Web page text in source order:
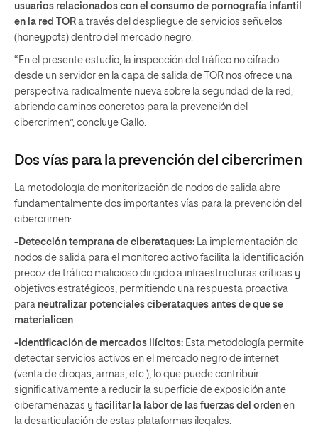
usuarios relacionados con el consumo de pornografía infantil
en la red TOR a través del despliegue de servicios señuelos
(honeypots) dentro del mercado negro.
“En el presente estudio, la inspección del tráfico no cifrado
desde un servidor en la capa de salida de TOR nos ofrece una
perspectiva radicalmente nueva sobre la seguridad de la red,
abriendo caminos concretos para la prevención del
cibercrimen”, concluye Gallo.
Dos vías para la prevención del cibercrimen
La metodología de monitorización de nodos de salida abre
fundamentalmente dos importantes vías para la prevención del
cibercrimen:
-Detección temprana de ciberataques: La implementación de
nodos de salida para el monitoreo activo facilita la identificación
precoz de tráfico malicioso dirigido a infraestructuras críticas y
objetivos estratégicos, permitiendo una respuesta proactiva
para neutralizar potenciales ciberataques antes de que se
materialicen
-Identificación de mercados ilícitos: Esta metodología permite
detectar servicios activos en el mercado negro de internet
(venta de drogas, armas, etc.), lo que puede contribuir
significativamente a reducir la superficie de exposición ante
ciberamenazas y facilitar la labor de las fuerzas del orden en
la desarticulación de estas plataformas ilegales.